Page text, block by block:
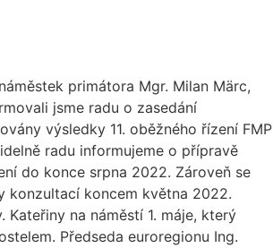
primátora Mgr. Milan Märc,
jsme radu o zasedání
výsledky 11. oběžného řízení FMP
radu informujeme o přípravě
do konce srpna 2022. Zároveň se
konzultací koncem května 2022.
na náměstí 1. máje, který
Předseda euroregionu Ing.